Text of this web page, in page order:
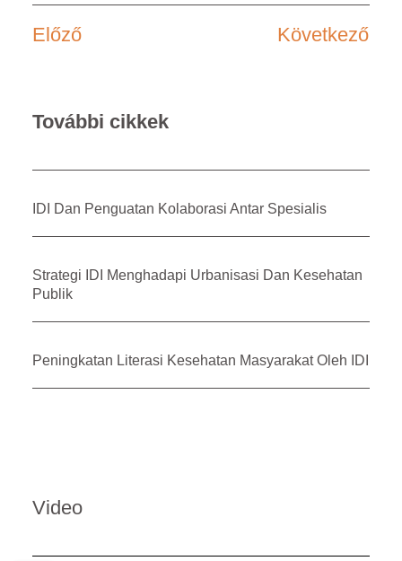
Előző Következő
További cikkek
IDI Dan Penguatan Kolaborasi Antar Spesialis
Strategi IDI Menghadapi Urbanisasi Dan Kesehatan
Publik
Peningkatan Literasi Kesehatan Masyarakat Oleh IDI
Video